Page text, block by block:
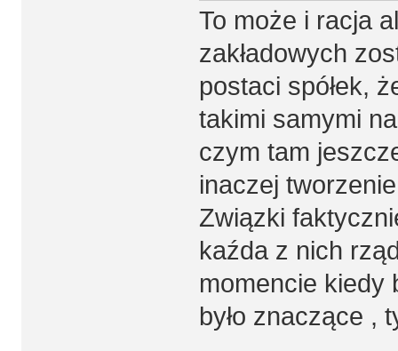
To może i racja
zakładowych
postaci spółek,
takimi samymi
czym tam
inaczej
Związki
kaźda z nich
momencie kiedy
było znaczące ,